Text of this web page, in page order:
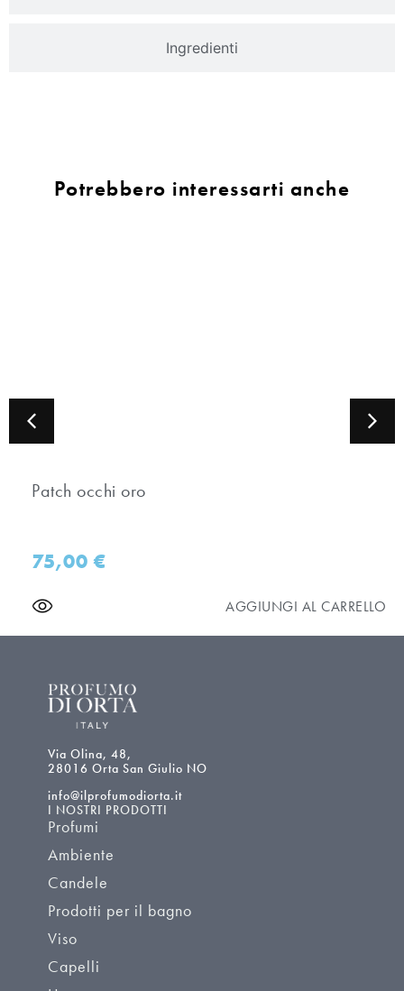
Ingredienti
Potrebbero interessarti anche
Patch occhi oro
75,00€
AGGIUNGI AL CARRELLO
Via Olina, 48,
28016 Orta San Giulio NO
info@ilprofumodiorta.it
I NOSTRI PRODOTTI
Profumi
Ambiente
Candele
Prodotti per il bagno
Viso
Capelli